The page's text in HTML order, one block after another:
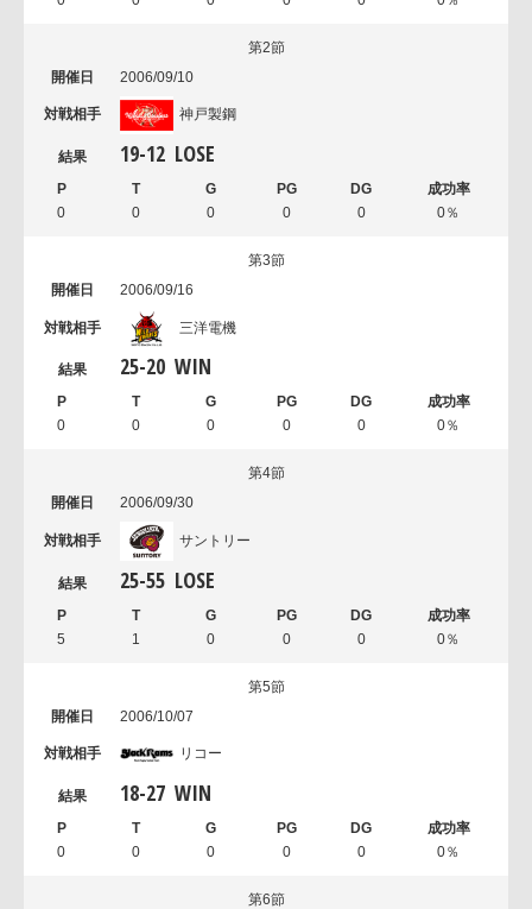
第2節
2006/09/10
神戸製鋼
19-12 LOSE
0 0 0 0 0 0％
第3節
2006/09/16
三洋電機
25-20 WIN
0 0 0 0 0 0％
第4節
2006/09/30
サントリー
25-55 LOSE
5 1 0 0 0 0％
第5節
2006/10/07
リコー
18-27 WIN
0 0 0 0 0 0％
第6節